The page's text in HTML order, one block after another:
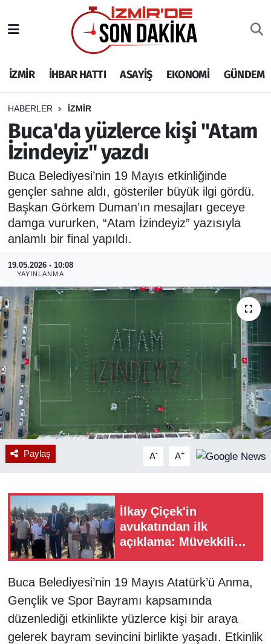
İZMİR İHBAR HATTI ASAYİŞ EKONOMİ GÜNDEM
HABERLER İZMİR
Buca'da yüzlerce kişi "Atam
İzindeyiz" yazdı
Buca Belediyesi’nin 19 Mayıs etkinliğinde
gençler sahne aldı, gösteriler büyük ilgi gördü.
Başkan Görkem Duman’ın mesajları geceye
damga vururken, “Atam İzindeyiz” yazısıyla
anlamlı bir final yapıldı.
19.05.2026 - 10:08
YAYINLANMA
Paylaş A- A+
İlkay Çiçek'in
avukatından ilk
açıklama: Müvekkilim
Buca Belediyesi’nin 19 Mayıs Atatürk’ü Anma,
Gençlik ve Spor Bayramı kapsamında
düzenlediği etkinlikte yüzlerce kişi bir araya
gelerek bayram sevincini birlikte yaşadı. Etkinlik
İHBAR HATTI
DEPREM
GENEL
EKONOMİ
SİYASET
SPOR
ASAYİŞ
RESMİ REKLAM
İzmir Nöbetçi Eczaneler
İzmir Hava Durumu
İzmir Namaz Vakitleri
İzmir Trafik Yoğunluk Haritası
Puan Durumu ve Fikstür
Tüm Manşetler
Son Dakika Haberleri
Haber Arşivi